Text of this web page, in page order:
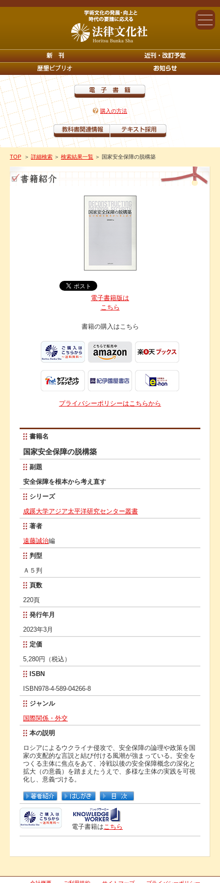
購入の方法
TOP ＞ 詳細検索 ＞ 検索結果一覧 ＞ 国家安全保障の脱構築
電子書籍版は
こちら
書籍の購入はこちら
プライバシーポリシーはこちらから
書籍名
国家安全保障の脱構築
副題
安全保障を根本から考え直す
シリーズ
成蹊大学アジア太平洋研究センター叢書
著者
遠藤誠治編
判型
Ａ５判
頁数
220頁
発行年月
2023年3月
定価
5,280円（税込）
ISBN
ISBN978-4-589-04266-8
ジャンル
国際関係・外交
本の説明
ロシアによるウクライナ侵攻で、安全保障の論理や政策を国
家の支配的な言説と結び付ける風潮が強まっている。安全を
つくる主体に焦点をあて、冷戦以後の安全保障概念の深化と
拡大（の意義）を踏まえたうえで、多様な主体の実践を可視
化し、意義づける。
電子書籍は こちら